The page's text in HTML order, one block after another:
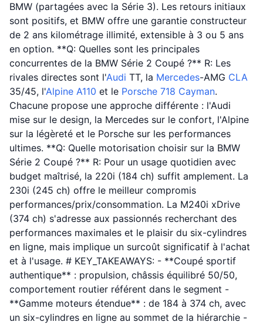
BMW (partagées avec la Série 3). Les retours initiaux
sont positifs, et BMW offre une garantie constructeur
de 2 ans kilométrage illimité, extensible à 3 ou 5 ans
en option. **Q: Quelles sont les principales
concurrentes de la BMW Série 2 Coupé ?** R: Les
rivales directes sont l'Audi TT, la Mercedes-AMG CLA
35/45, l'Alpine A110 et le Porsche 718 Cayman.
Chacune propose une approche différente : l'Audi
mise sur le design, la Mercedes sur le confort, l'Alpine
sur la légèreté et le Porsche sur les performances
ultimes. **Q: Quelle motorisation choisir sur la BMW
Série 2 Coupé ?** R: Pour un usage quotidien avec
budget maîtrisé, la 220i (184 ch) suffit amplement. La
230i (245 ch) offre le meilleur compromis
performances/prix/consommation. La M240i xDrive
(374 ch) s'adresse aux passionnés recherchant des
performances maximales et le plaisir du six-cylindres
en ligne, mais implique un surcoût significatif à l'achat
et à l'usage. # KEY_TAKEAWAYS: - **Coupé sportif
authentique** : propulsion, châssis équilibré 50/50,
comportement routier référent dans le segment -
**Gamme moteurs étendue** : de 184 à 374 ch, avec
un six-cylindres en ligne au sommet de la hiérarchie -